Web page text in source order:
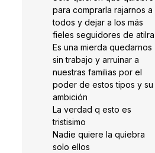
para comprarla rajarnos a
todos y dejar a los más
fieles seguidores de atilra
Es una mierda quedarnos
sin trabajo y arruinar a
nuestras familias por el
poder de estos tipos y su
ambición
La verdad q esto es
tristisimo
Nadie quiere la quiebra
solo ellos